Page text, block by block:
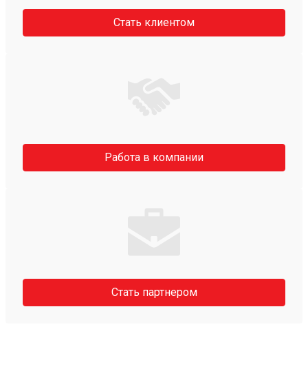
Стать клиентом
Работа в компании
Стать партнером